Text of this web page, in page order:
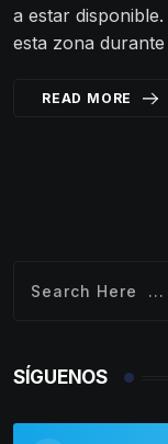
a estar
esta zona
READ MORE
SÍGUENOS